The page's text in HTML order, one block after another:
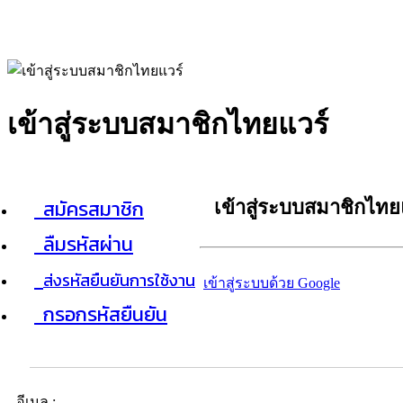
เข้าสู่ระบบสมาชิกไทยแวร์
สมัครสมาชิก
ลืมรหัสผ่าน
ส่งรหัสยืนยันการใช้งาน
กรอกรหัสยืนยัน
เข้าสู่ระบบสมาชิกไท
เข้าสู่ระบบด้วย Google